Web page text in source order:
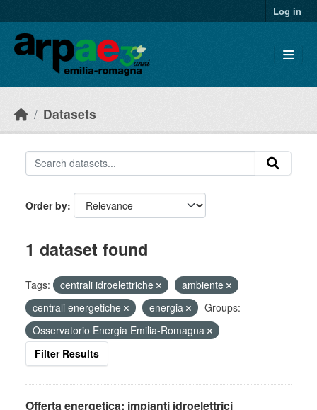
Log in
Datasets
Order by
1 dataset found
Tags: centrali idroelettriche
ambiente
centrali energetiche
energia
Groups:
Osservatorio Energia Emilia-Romagna
Filter Results
Offerta energetica: impianti idroelettrici